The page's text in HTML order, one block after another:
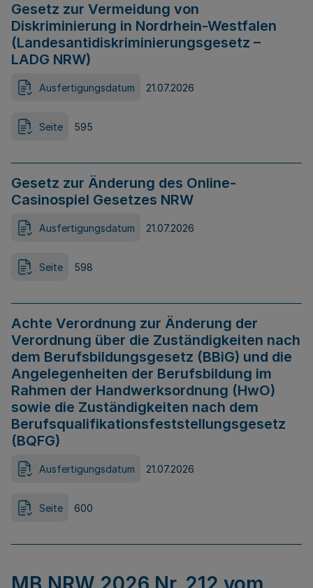
Gesetz zur Vermeidung von
Diskriminierung in Nordrhein-Westfalen
(Landesantidiskriminierungsgesetz –
LADG NRW)
Ausfertigungsdatum 21.07.2026
Seite 595
Gesetz zur Änderung des Online-
Casinospiel Gesetzes NRW
Ausfertigungsdatum 21.07.2026
Seite 598
Achte Verordnung zur Änderung der
Verordnung über die Zuständigkeiten nach
dem Berufsbildungsgesetz (BBiG) und die
Angelegenheiten der Berufsbildung im
Rahmen der Handwerksordnung (HwO)
sowie die Zuständigkeiten nach dem
Berufsqualifikationsfeststellungsgesetz
(BQFG)
Ausfertigungsdatum 21.07.2026
Seite 600